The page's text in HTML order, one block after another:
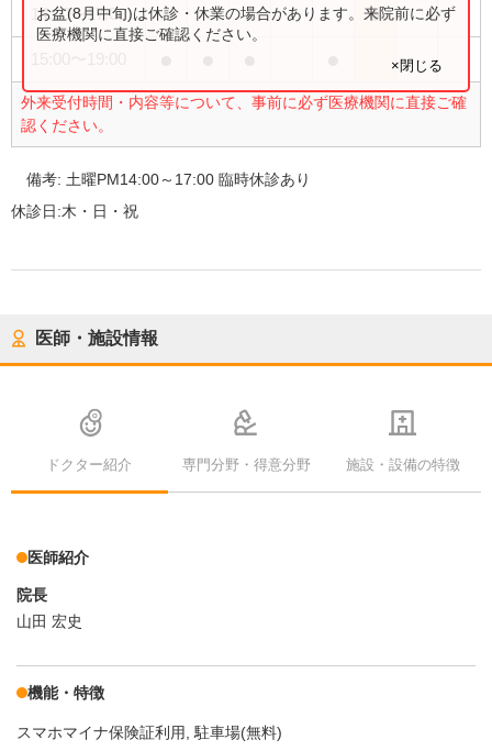
14:00〜17:00 ●
外来受付時間・内容等について、事前に必ず医療機関に直接ご確
認ください。
お盆(8月中旬)は休診・休業の場合があります。来院前に必ず
医療機関に直接ご確認ください。
×閉じる
備考: 土曜PM14:00～17:00 臨時休診あり
休診日:木・日・祝
医師・施設情報
ドクター紹介 専門分野・得意分野 施設・設備の特徴
医師紹介
院長
山田 宏史
機能・特徴
スマホマイナ保険証利用 駐車場(無料)